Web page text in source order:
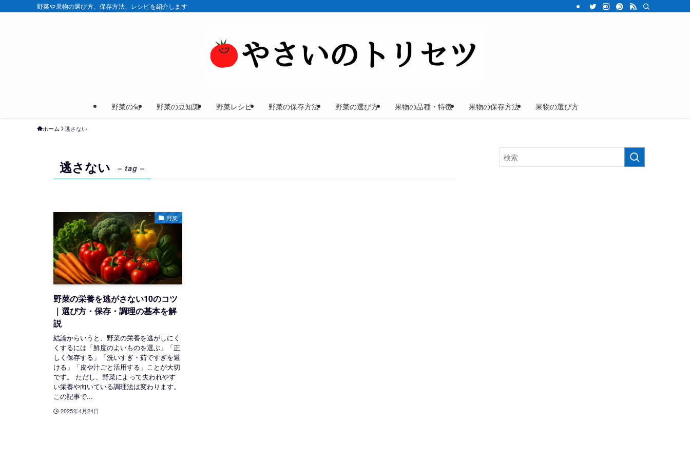
野菜や果物の選び方、保存方法、レシピを紹介します
野菜の旬 野菜の豆知識 野菜レシピ 野菜の保存方法 野菜の選び方 果物の品種・特徴 果物の保存方法 果物の選び方
ホーム 逃さない
逃さない – tag –
野菜
野菜の栄養を逃がさない10のコツ
｜選び方・保存・調理の基本を解
説
結論からいうと、野菜の栄養を逃がしにく
くするには「鮮度のよいものを選ぶ」「正
しく保存する」「洗いすぎ・茹ですぎを避
ける」「皮や汁ごと活用する」ことが大切
です。 ただし、野菜によって失われやす
い栄養や向いている調理法は変わります。
この記事で...
2025年4月24日